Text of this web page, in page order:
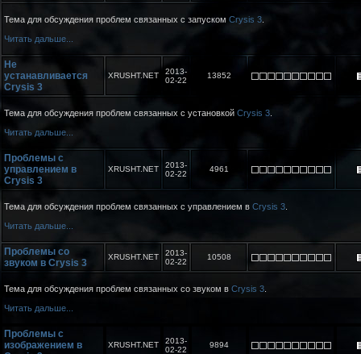
Тема для обсуждения проблем связанных с запуском Crysis 3
Читать дальше...
Не
устанавливается
Crysis 3
XRUSHT.NET
2013-
02-22
13852
Тема для обсуждения проблем связанных с установкой Crysis 3
Читать дальше...
Проблемы с
управлением в
Crysis 3
XRUSHT.NET
2013-
02-22
4961
Тема для обсуждения проблем связанных с управлением в Crysis 3
Читать дальше...
Проблемы со
звуком в Crysis 3
XRUSHT.NET
2013-
02-22
10508
Тема для обсуждения проблем связанных со звуком в Crysis 3
Читать дальше...
Проблемы с
изображением в
XRUSHT.NET
2013-
02-22
9894